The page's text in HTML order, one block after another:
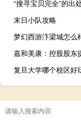
“搜寻宝贝完全”的出
末日小队攻略
梦幻西游汴梁城怎么
复旦大学哪个校区好